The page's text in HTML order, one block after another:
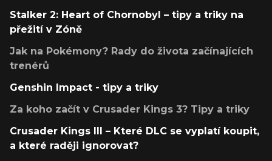
Stalker 2: Heart of Chornobyl – tipy a triky na
přežití v Zóně
Jak na Pokémony? Rady do života začínajících
trenérů
Genshin Impact - tipy a triky
Za koho začít v Crusader Kings 3? Tipy a triky
Crusader Kings III – Které DLC se vyplatí koupit,
a které raději ignorovat?